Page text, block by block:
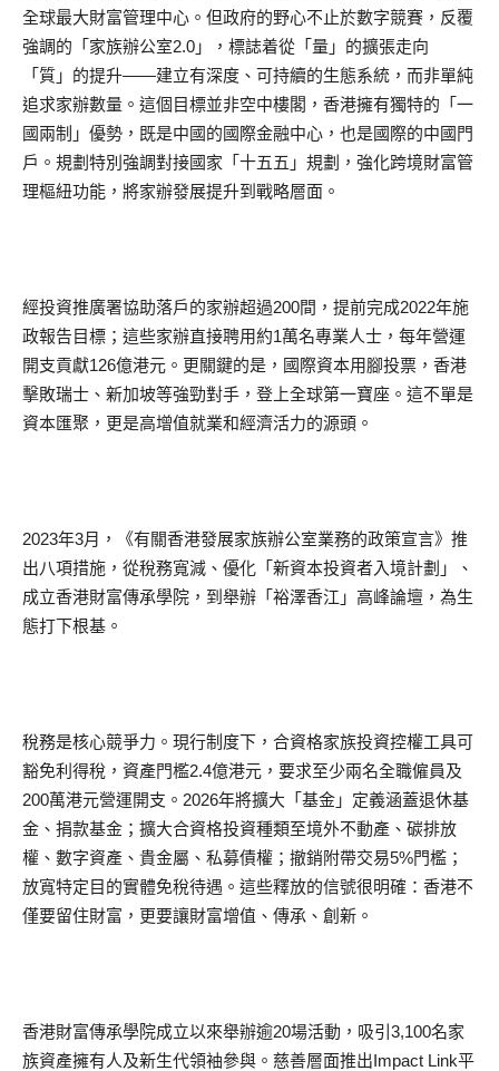
全球最大財富管理中心。但政府的野心不止於數字競賽，反覆
強調的「家族辦公室2.0」，標誌着從「量」的擴張走向
「質」的提升——建立有深度、可持續的生態系統，而非單純
追求家辦數量。這個目標並非空中樓閣，香港擁有獨特的「一
國兩制」優勢，既是中國的國際金融中心，也是國際的中國門
戶。規劃特別強調對接國家「十五五」規劃，強化跨境財富管
理樞紐功能，將家辦發展提升到戰略層面。
經投資推廣署協助落戶的家辦超過200間，提前完成2022年施
政報告目標；這些家辦直接聘用約1萬名專業人士，每年營運
開支貢獻126億港元。更關鍵的是，國際資本用腳投票，香港
擊敗瑞士、新加坡等強勁對手，登上全球第一寶座。這不單是
資本匯聚，更是高增值就業和經濟活力的源頭。
2023年3月，《有關香港發展家族辦公室業務的政策宣言》推
出八項措施，從稅務寬減、優化「新資本投資者入境計劃」、
成立香港財富傳承學院，到舉辦「裕澤香江」高峰論壇，為生
態打下根基。
稅務是核心競爭力。現行制度下，合資格家族投資控權工具可
豁免利得稅，資產門檻2.4億港元，要求至少兩名全職僱員及
200萬港元營運開支。2026年將擴大「基金」定義涵蓋退休基
金、捐款基金；擴大合資格投資種類至境外不動產、碳排放
權、數字資產、貴金屬、私募債權；撤銷附帶交易5%門檻；
放寬特定目的實體免稅待遇。這些釋放的信號很明確：香港不
僅要留住財富，更要讓財富增值、傳承、創新。
香港財富傳承學院成立以來舉辦逾20場活動，吸引3,100名家
族資產擁有人及新生代領袖參與。慈善層面推出Impact Link平